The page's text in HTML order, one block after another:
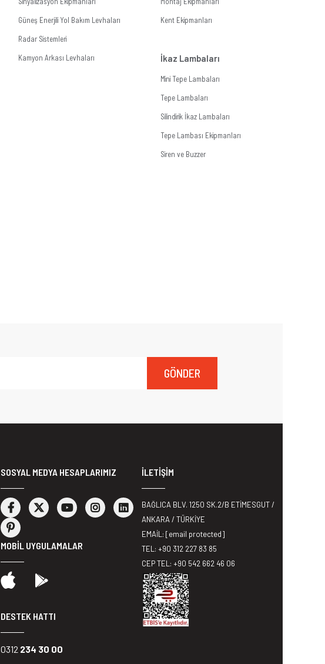
Güneş Enerjili Yol Bakım Levhaları
Radar Sistemleri
Kamyon Arkası Levhaları
Kent Ekipmanları
İkaz Lambaları
Mini Tepe Lambaları
Tepe Lambaları
Silindirik İkaz Lambaları
Tepe Lambası Ekipmanları
Siren ve Buzzer
GÖNDER
SOSYAL MEDYA HESAPLARIMIZ
MOBİL UYGULAMALAR
DESTEK HATTI
0312 234 30 00
İLETİŞİM
BAĞLICA BLV. 1250 SK.2/B ETİMESGUT /
ANKARA / TÜRKİYE
EMAİL: [email protected]
TEL: +90 312 227 83 85
CEP TEL: +90 542 662 46 06